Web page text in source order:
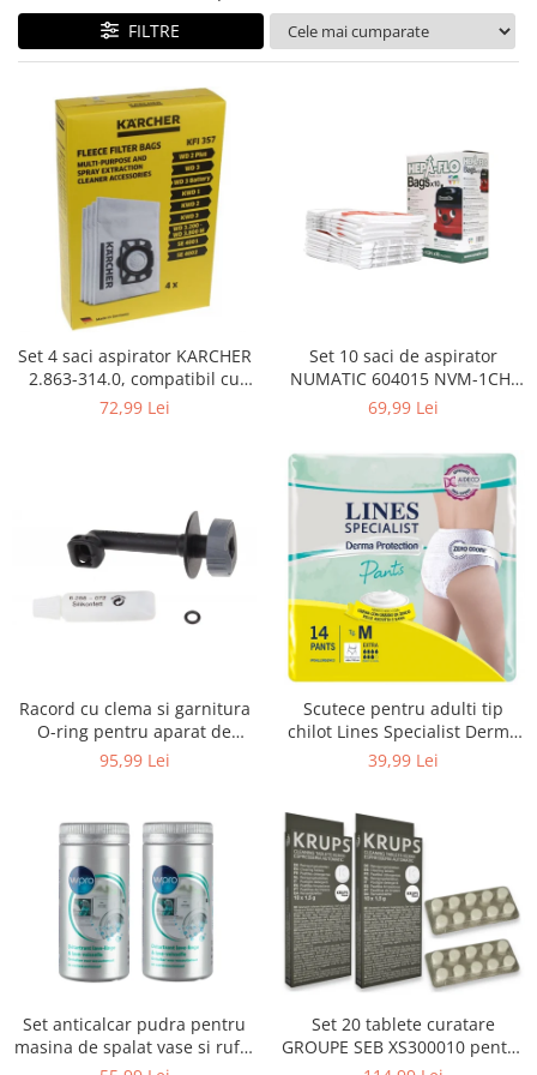
Curatenie si intretinere
Decoratiuni
Hobby-uri creative
Iluminat & Electrice
Jaluzele
Kit-uri automatizari porti si usi
Mobila dormitor
Mobila gradina & terasa
Mobila Living & Dining
Organizare si depozitare
Rafturi
Textile si covoare
Uscatoare rufe
Utilaje si materiale de constructii
Laptop, Tablete & Telefoane
Telefoane Mobile & accesorii
Wearable & Gadgeturi
Accesorii si piese masini spalat
rufe si uscatoare
Accesorii si piese masini spalat
Aparate Frigorifice
Aparate Racire Aer
Aragaze si cuptoare cu microunde
Climatizare & sisteme de incalzire
Electrocasnice pentru Bucatarie
FILTRE
Set 4 saci aspirator KARCHER
2.863-314.0, compatibil cu
WD, KWD, SE
72,99 Lei
Set 10 saci de aspirator
NUMATIC 604015 NVM-1CH,
9L
69,99 Lei
Racord cu clema si garnitura
O-ring pentru aparat de
spalat cu presiune, KARCHER
95,99 Lei
Scutece pentru adulti tip
chilot Lines Specialist Derma
Protection Extra, 7 picaturi,
39,99 Lei
Set anticalcar pudra pentru
masina de spalat vase si rufe,
WPRO 484000008416, 2 x 250g
Set 20 tablete curatare
GROUPE SEB XS300010 pentru
espressoare Krups (2x10